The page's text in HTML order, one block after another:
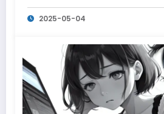
2025-05-04